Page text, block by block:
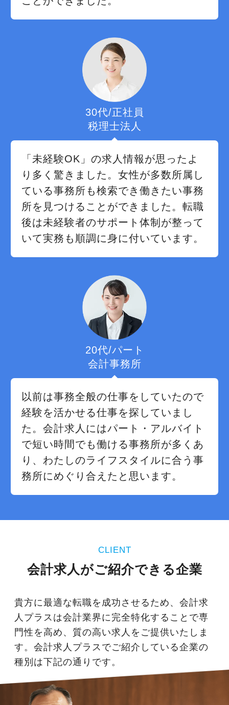
30代/正社員
税理士法人
「未経験OK」の求人情報が思ったよ
り多く驚きました。女性が多数所属し
ている事務所も検索でき働きたい事務
所を見つけることができました。転職
後は未経験者のサポート体制が整って
いて実務も順調に身に付いています。
20代/パート
会計事務所
以前は事務全般の仕事をしていたので
経験を活かせる仕事を探していまし
た。会計求人にはパート・アルバイト
で短い時間でも働ける事務所が多くあ
り、わたしのライフスタイルに合う事
務所にめぐり合えたと思います。
CLIENT
会計求人がご紹介できる企業
貴方に最適な転職を成功させるため、会計求
人プラスは会計業界に完全特化することで専
門性を高め、質の高い求人をご提供いたしま
す。会計求人プラスでご紹介している企業の
種別は下記の通りです。